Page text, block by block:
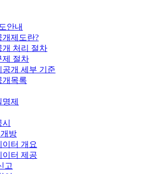
안내
개제도란?
개 처리 절차
제 절차
공개 세부 기준
개목록
제
방
이터 개요
이터 제공
고